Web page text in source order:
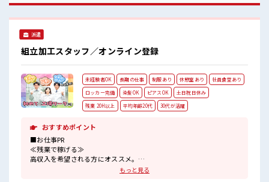
囲気 《20代～30代の男性スタッフさん多数カツヤク中》 キレ
イ&空調完備でカイテキな職場環境☆ 近くにコンビニがある
派遣
組立加工スタッフ／オンライン登録
未経験者OK 長期の仕事 制服あり 休憩室あり
社員食堂あり
ロッカー完備
染髪OK ピアスOK
土日祝日休み
残業 20H以上
平均年齢20代 30代が活躍
おすすめポイント
■お仕事PR
≪残業で稼げる≫
高収入を希望される方にオススメ。
残業は月20時間以上あります♪もっと見る